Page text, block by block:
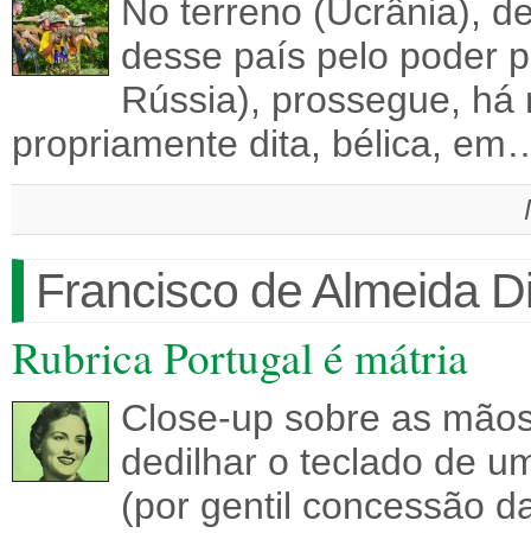
No terreno (Ucrânia),
desse país pelo poder
Rússia), prossegue,
propriamente dita, bélica,
Francisco de Almeida
Rubrica Portugal é mátria
Close-up sobre as
dedilhar o teclado de
(por gentil concessão